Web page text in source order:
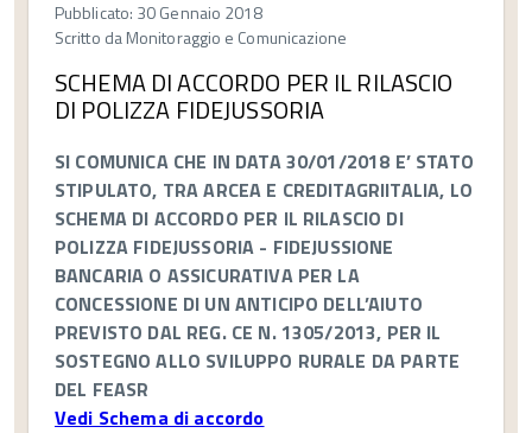
Pubblicato: 30 Gennaio 2018
Scritto daMonitoraggio e Comunicazione
SCHEMA DI ACCORDO PER IL RILASCIO
DI POLIZZA FIDEJUSSORIA
SI COMUNICA CHE IN DATA 30/01/2018 E’ STATO
STIPULATO, TRA ARCEA E CREDITAGRIITALIA, LO
SCHEMA DI ACCORDO PER IL RILASCIO DI
POLIZZA FIDEJUSSORIA - FIDEJUSSIONE
BANCARIA O ASSICURATIVA PER LA
CONCESSIONE DI UN ANTICIPO DELL’AIUTO
PREVISTO DAL REG. CE N. 1305/2013, PER IL
SOSTEGNO ALLO SVILUPPO RURALE DA PARTE
DEL FEASR
Vedi Schema di accordo